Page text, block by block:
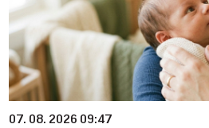
07. 08. 2026 09:47